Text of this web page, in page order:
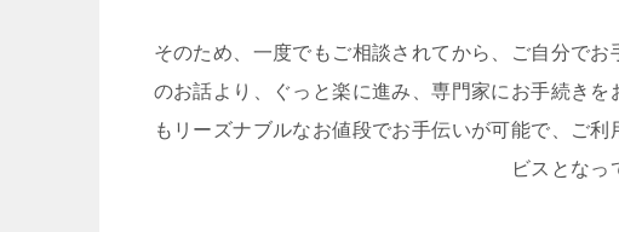
そのため、一度でもご相談されてから、ご自分で
のお話より、ぐっと楽に進み、専門家にお手続き
もリーズナブルなお値段でお手伝いが可能で、ご
ビスとなっ